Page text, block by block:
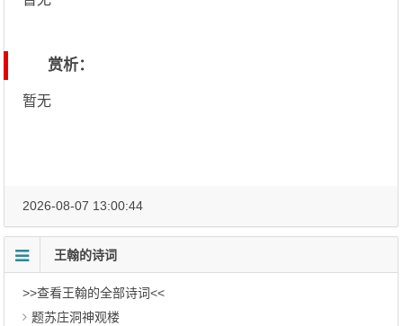
赏析：
暂无
2026-08-07 13:00:44
王翰的诗词
>>查看王翰的全部诗词<<
题苏庄洞神观楼